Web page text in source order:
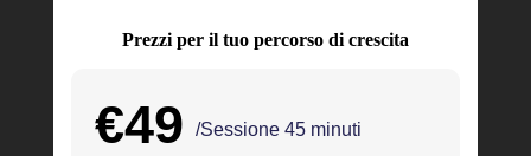
Prezzi per il tuo percorso di crescita
€49 /Sessione 45 minuti